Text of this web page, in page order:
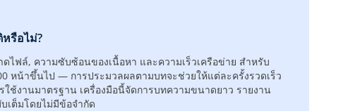
รือไม่?
ไฟล์, ความซับซ้อนของเนื้อหา และความเร็วเครือข่าย สำหรับ
หน้าขึ้นไป — การประมวลผลตามบทจะช่วยให้แต่ละครั้งรวดเร็ว
ใช้งานมาตรฐาน เครื่องมือนี้จัดการบทความขนาดยาว รายงาน
เต็มโดยไม่มีข้อจำกัด